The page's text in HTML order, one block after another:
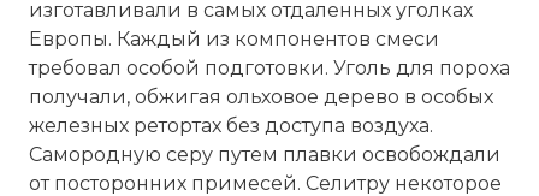
изготавливали в самых отдаленных уголках
Европы. Каждый из компонентов смеси
требовал особой подготовки. Уголь для пороха
получали, обжигая ольховое дерево в особых
железных ретортах без доступа воздуха.
Самородную серу путем плавки освобождали
от посторонних примесей. Селитру некоторое
Вернуться в статью:ПОРОХ